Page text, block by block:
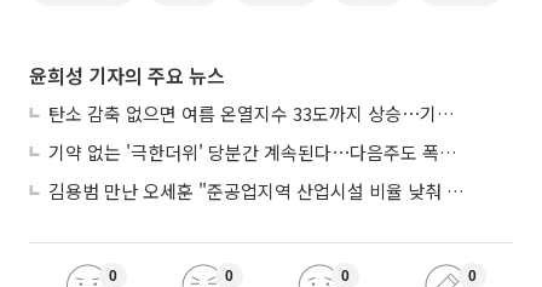
윤희성 기자의 주요 뉴스
탄소 감축 없으면 여름 온열지수 33도까지 상승⋯기상청, 2100년 미래전망
기약 없는 '극한더위' 당분간 계속된다⋯다음주도 폭염·열대야 지속
김용범 만난 오세훈 "준공업지역 산업시설 비율 낮춰 공급 늘려야"
0 0 0 0